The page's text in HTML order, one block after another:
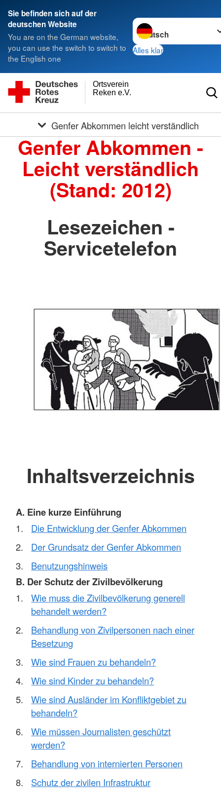
Sie befinden sich auf der
deutschen Website
You are on the German website,
you can use the switch to switch to
the English one
Sprache wechseln zu
Alles klar
Reken e.V.
Ortsverein
Genfer Abkommen leicht verständlich
Genfer Abkommen -
Leicht verständlich
(Stand: 2012)
Lesezeichen -
Servicetelefon
Inhaltsverzeichnis
A. Eine kurze Einführung
Die Entwicklung der Genfer Abkommen
Der Grundsatz der Genfer Abkommen
Benutzungshinweis
B. Der Schutz der Zivilbevölkerung
Wie muss die Zivilbevölkerung generell
behandelt werden?
Behandlung von Zivilpersonen nach einer
Besetzung
Wie sind Frauen zu behandeln?
Wie sind Kinder zu behandeln?
Wie sind Ausländer im Konfliktgebiet zu
behandeln?
Wie müssen Journalisten geschützt
werden?
Behandlung von internierten Personen
Schutz der zivilen Infrastruktur